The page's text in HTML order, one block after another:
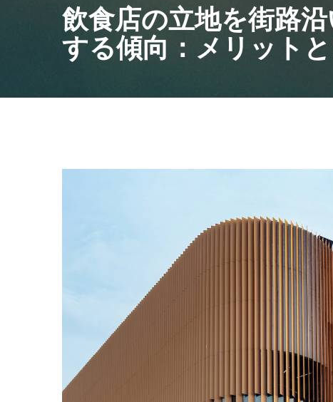
飲食店の立地を街路
する傾向：メリット